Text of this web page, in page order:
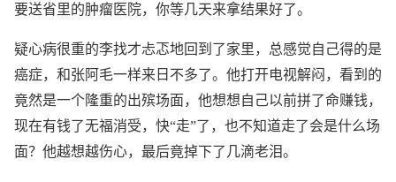
要送省里的肿瘤医院，你等几天来拿结果好了。
疑心病很重的李找才忐忑地回到了家里，总感觉自己得的是
癌症，和张阿毛一样来日不多了。他打开电视解闷，看到的
竟然是一个隆重的出殡场面，他想想自己以前拼了命赚钱，
现在有钱了无福消受，快“走”了，也不知道走了会是什么场
面？他越想越伤心，最后竟掉下了几滴老泪。